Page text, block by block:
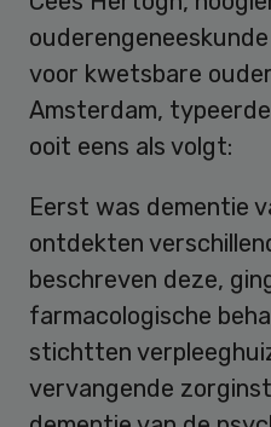
voor kwetsbare
Amsterdam,
ooit eens als volgt:
Eerst was dementie
ontdekten
beschreven deze,
farmacologische
stichtten
vervangende